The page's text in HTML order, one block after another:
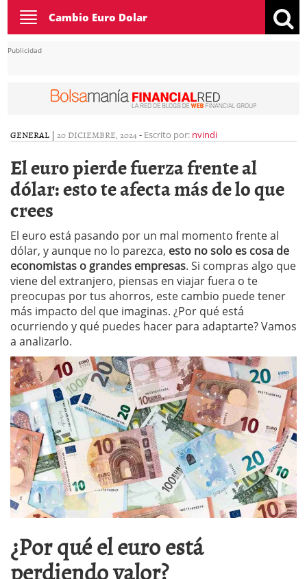
Toggle
navigation
Cambio Euro Dolar
Publicidad
GENERAL | 20 DICIEMBRE, 2024- Escrito por: nvindi
El euro pierde fuerza frente al
dólar: esto te afecta más de lo que
crees
El euro está pasando por un mal momento frente al
dólar, y aunque no lo parezca, esto no solo es cosa de
economistas o grandes empresas. Si compras algo que
viene del extranjero, piensas en viajar fuera o te
preocupas por tus ahorros, este cambio puede tener
más impacto del que imaginas. ¿Por qué está
ocurriendo y qué puedes hacer para adaptarte? Vamos
a analizarlo.
¿Por qué el euro está
perdiendo valor?